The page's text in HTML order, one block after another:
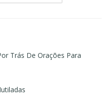
Trás De Orações Para